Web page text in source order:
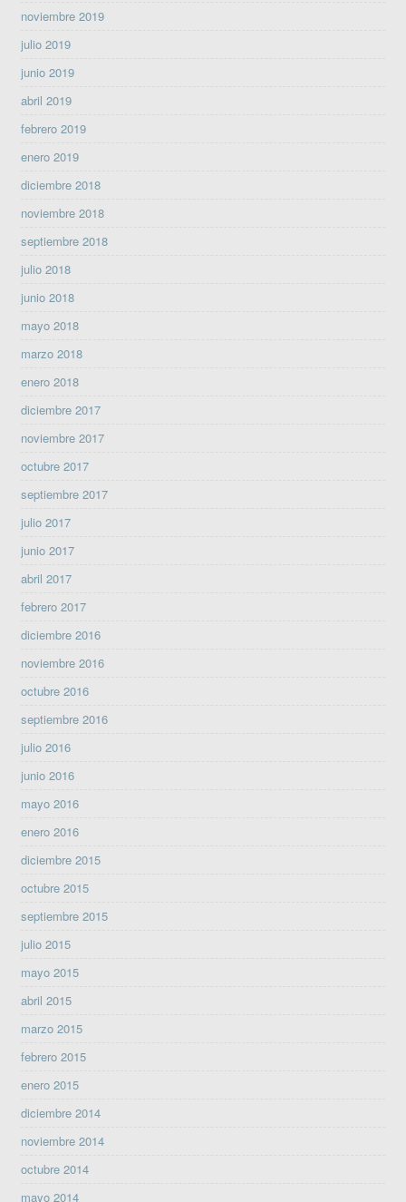
noviembre 2019
julio 2019
junio 2019
abril 2019
febrero 2019
enero 2019
diciembre 2018
noviembre 2018
septiembre 2018
julio 2018
junio 2018
mayo 2018
marzo 2018
enero 2018
diciembre 2017
noviembre 2017
octubre 2017
septiembre 2017
julio 2017
junio 2017
abril 2017
febrero 2017
diciembre 2016
noviembre 2016
octubre 2016
septiembre 2016
julio 2016
junio 2016
mayo 2016
enero 2016
diciembre 2015
octubre 2015
septiembre 2015
julio 2015
mayo 2015
abril 2015
marzo 2015
febrero 2015
enero 2015
diciembre 2014
noviembre 2014
octubre 2014
mayo 2014